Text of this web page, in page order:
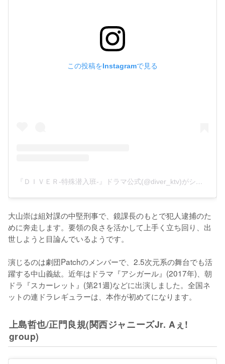
この投稿をInstagramで見る
『ＤＩＶＥＲ-特殊潜入班-』ドラマ公式(@diver_ktv)がシェアした投稿
大山崇は組対課の中堅刑事で、鏡課長のもとで犯人逮捕のた
めに奔走します。要領の良さを活かして上手く立ち回り、出
世しようと目論んでいるようです。
演じるのは劇団Patchのメンバーで、2.5次元系の舞台でも活
躍する中山義紘。近年はドラマ『アシガール』(2017年)、朝
ドラ『スカーレット』(第21週)などに出演しました。全国ネ
ットの連ドラレギュラーは、本作が初めてになります。
上島哲也/正門良規(関西ジャニーズJr. Aぇ!
group)